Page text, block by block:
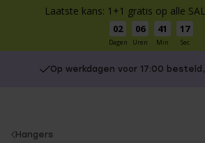
Laatste kans: 1+1 gratis op alle
02
Dagen
06
Uren
41
Min
17
Sec
Op werkdagen voor 17:00
You
Hangers